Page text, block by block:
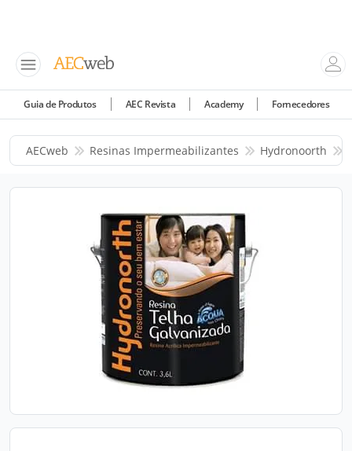
Guia de Produtos AEC Revista Academy Fornecedores
AECweb Resinas Impermeabilizantes Hydronoorth